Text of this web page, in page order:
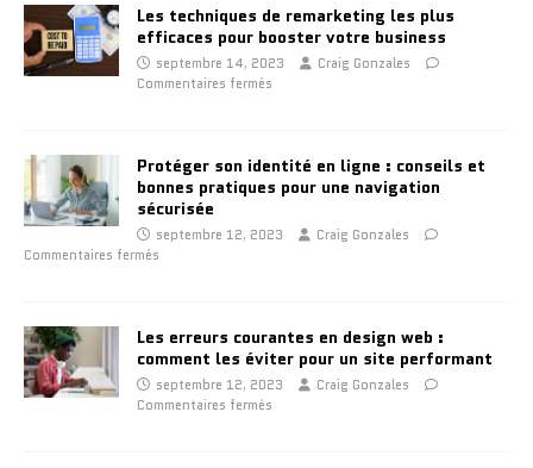
Les techniques de remarketing les plus
efficaces pour booster votre business
septembre 14, 2023
Craig Gonzales
Commentaires fermés
Protéger son identité en ligne : conseils et
bonnes pratiques pour une navigation
sécurisée
septembre 12, 2023
Craig Gonzales
Commentaires fermés
Les erreurs courantes en design web :
comment les éviter pour un site performant
septembre 12, 2023
Craig Gonzales
Commentaires fermés